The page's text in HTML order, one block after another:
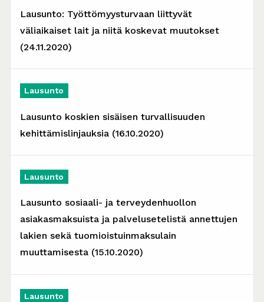
Lausunto: Työttömyysturvaan liittyvät
väliaikaiset lait ja niitä koskevat muutokset
(24.11.2020)
Lausunto
Lausunto koskien sisäisen turvallisuuden
kehittämislinjauksia (16.10.2020)
Lausunto
Lausunto sosiaali- ja terveydenhuollon
asiakasmaksuista ja palvelusetelistä annettujen
lakien sekä tuomioistuinmaksulain
muuttamisesta (15.10.2020)
Lausunto